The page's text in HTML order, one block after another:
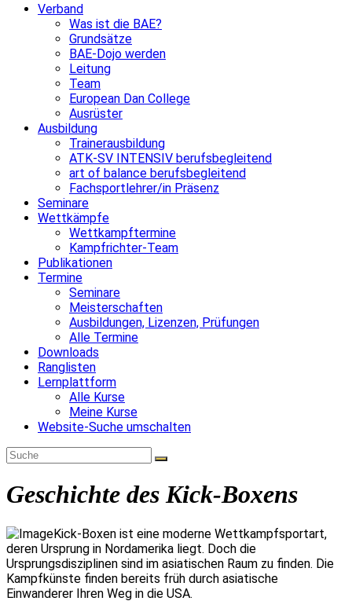
Verband
Was ist die BAE?
Grundsätze
BAE-Dojo werden
Leitung
Team
European Dan College
Ausrüster
Ausbildung
Trainerausbildung
ATK-SV INTENSIV berufsbegleitend
art of balance berufsbegleitend
Fachsportlehrer/in Präsenz
Seminare
Wettkämpfe
Wettkampftermine
Kampfrichter-Team
Publikationen
Termine
Seminare
Meisterschaften
Ausbildungen, Lizenzen, Prüfungen
Alle Termine
Downloads
Ranglisten
Lernplattform
Alle Kurse
Meine Kurse
Website-Suche umschalten
Geschichte des Kick-Boxens
Kick-Boxen ist eine moderne Wettkampfsportart,
deren Ursprung in Nordamerika liegt. Doch die
Ursprungsdisziplinen sind im asiatischen Raum zu finden. Die
Kampfkünste finden bereits früh durch asiatische
Einwanderer Ihren Weg in die USA.